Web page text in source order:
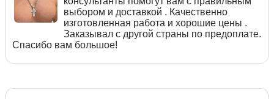
выбором и доставкой . Качественно
изготовленная работа и хорошие цены .
Заказывал с другой страны по предоплате.
Спасибо вам большое!